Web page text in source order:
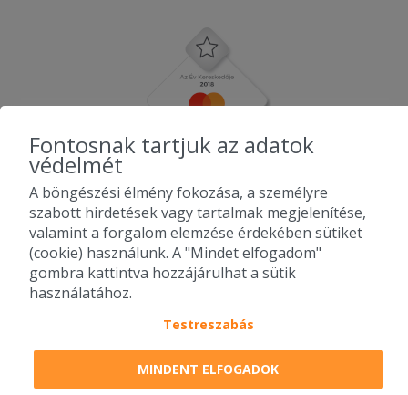
2010-2026 Copyright - Falatozz.hu - Diston-line Kft.
Pizza, gyros, hamburger, menük kedvező áron, egy helyen az összes
Fontosnak tartjuk az adatok
védelmét
A böngészési élmény fokozása, a személyre
szabott hirdetések vagy tartalmak megjelenítése,
valamint a forgalom elemzése érdekében sütiket
(cookie) használunk. A "Mindet elfogadom"
gombra kattintva hozzájárulhat a sütik
használatához.
Testreszabás
MINDENT ELFOGADOK